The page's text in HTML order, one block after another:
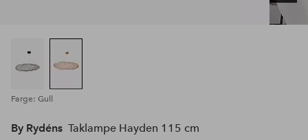
Farge: Gull
By Rydéns Taklampe Hayden 115 cm